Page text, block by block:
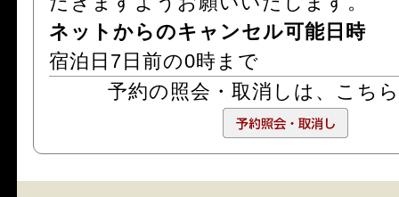
ネットからのキャンセル可能日時
宿泊日7日前の0時まで
予約の照会・取消しは、 こちら